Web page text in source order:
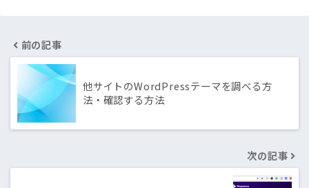
前の記事
他サイトのWordPressテーマを調べる方
法・確認する方法
次の記事